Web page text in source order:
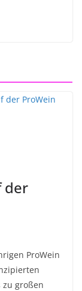
der
ProWein
zu großen